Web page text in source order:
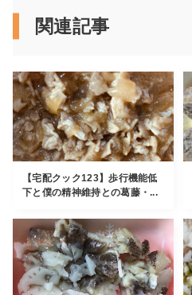
関連記事
【宅配クック123】歩行機能低
下と僕の精神維持との葛藤・...